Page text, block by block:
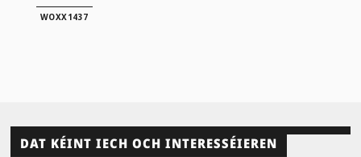
WOXX1437
DAT KÉINT IECH OCH INTERESSÉIEREN